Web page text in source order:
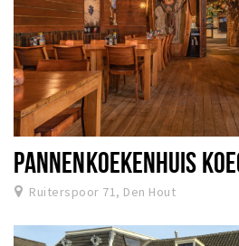
PANNENKOEKENHUIS
Ruiterspoor 71, Den Hout